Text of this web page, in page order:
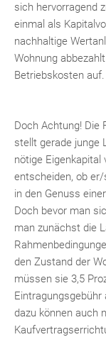
sich hervorragend
einmal als
nachhaltige
Wohnung
Betriebskosten auf.
Doch Achtung! Die
stellt gerade junge
nötige Eigenkapital
entscheiden, ob
in den Genuss
Doch bevor man
man zunächst die
den Zustand der
müssen sie 3,5
dazu können auch